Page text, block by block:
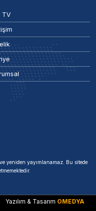
TV
yeniden yayımlanamaz. Bu sitede
Yazılım & Tasarım OMEDYA